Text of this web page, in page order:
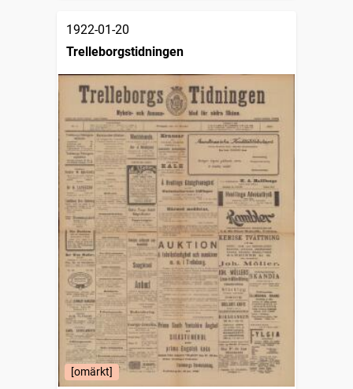
1922-01-20
Trelleborgstidningen
[omärkt]